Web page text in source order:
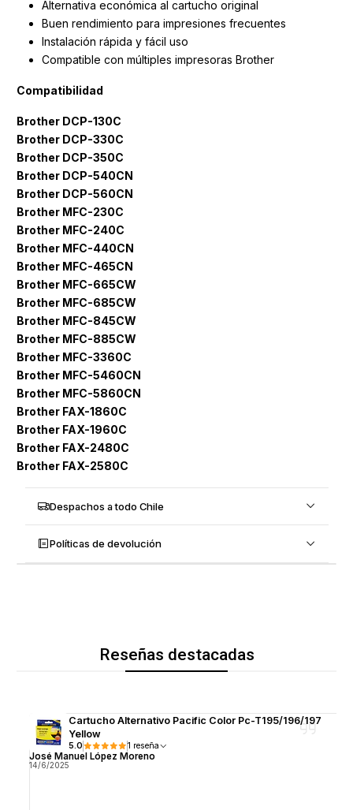
Alternativa económica al cartucho original
Buen rendimiento para impresiones frecuentes
Instalación rápida y fácil uso
Compatible con múltiples impresoras Brother
Compatibilidad
Brother DCP-130C
Brother DCP-330C
Brother DCP-350C
Brother DCP-540CN
Brother DCP-560CN
Brother MFC-230C
Brother MFC-240C
Brother MFC-440CN
Brother MFC-465CN
Brother MFC-665CW
Brother MFC-685CW
Brother MFC-845CW
Brother MFC-885CW
Brother MFC-3360C
Brother MFC-5460CN
Brother MFC-5860CN
Brother FAX-1860C
Brother FAX-1960C
Brother FAX-2480C
Brother FAX-2580C
Despachos a todo Chile
Políticas de devolución
Reseñas destacadas
Cartucho Alternativo Pacific Color Pc-T195/196/197
Yellow
5.0 1 reseña
José Manuel López Moreno
14/6/2025